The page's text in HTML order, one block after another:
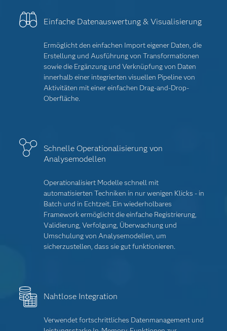
Einfache Datenauswertung & Visualisierung
Ermöglicht den einfachen Import eigener Daten, die
Erstellung und Ausführung von Transformationen
sowie die Ergänzung und Verknüpfung von Daten
innerhalb einer integrierten visuellen Pipeline von
Aktivitäten mit einer einfachen Drag-and-Drop-
Oberfläche.
Schnelle Operationalisierung von
Analysemodellen
Operationalisiert Modelle schnell mit
automatisierten Techniken in nur wenigen Klicks - in
Batch und in Echtzeit. Ein wiederholbares
Framework ermöglicht die einfache Registrierung,
Validierung, Verfolgung, Überwachung und
Umschulung von Analysemodellen, um
sicherzustellen, dass sie gut funktionieren.
Nahtlose Integration
Verwendet fortschrittliches Datenmanagement und